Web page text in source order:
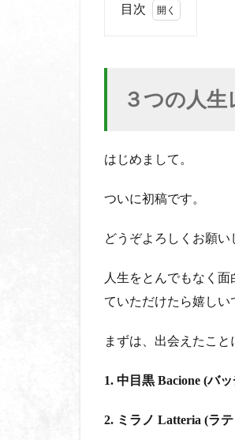
目次
人
ト
ン
中目黒
Bacione
」イタ
リア料
★オ
ーダ
須の
３つの人
はじめまして。
ついに初稿です。
どうぞよろしくお願い
人生をとんでもなく
ていただけたら嬉しい
まずは、出会えたこ
1. 中目黒 Bacione (バッ
2. ミラノ Latteria (ラ